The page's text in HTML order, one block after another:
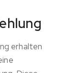
erhalten